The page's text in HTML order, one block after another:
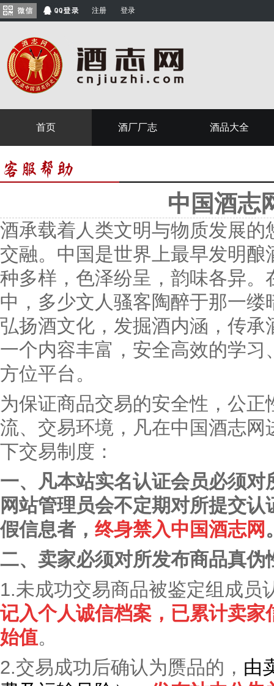
注册 登录
首页 酒厂厂志 酒品大全
中国酒志
酒承载着人类文明与物质发展
交融。中国是世界上最早发明
种多样，色泽纷呈，韵味各异
中，多少文人骚客陶醉于那一
弘扬酒文化，发掘酒内涵，传
一个内容丰富，安全高效的学
方位平台。
为保证商品交易的安全性，公
流、交易环境，凡在中国酒志
下交易制度：
一、凡本站实名认证会员必须
网站管理员会不定期对所提交
假信息者， 终身禁入中国酒志网
二、卖家必须对所发布商品真伪
1.未成功交易商品被鉴定组成员
记入个人诚信档案 ，已累计卖家
始值。
2.交易成功后确认为赝品的， 由